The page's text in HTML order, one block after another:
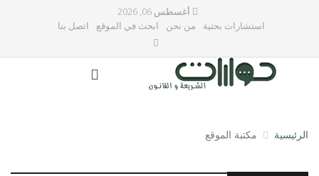
أغسطس 06, 2026
استشارات بحثية
من نحن ابحث في الموقع اتصل بنا
الرئيسية مكتبة الموقع